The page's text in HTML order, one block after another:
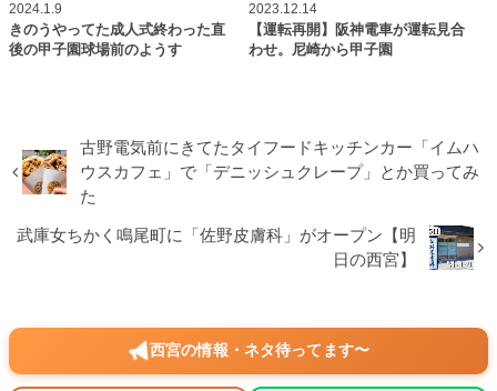
2024.1.9
きのうやってた成人式終わった直
後の甲子園球場前のようす
2023.12.14
【運転再開】阪神電車が運転見合
わせ。尼崎から甲子園
古野電気前にきてたタイフードキッチンカー「イムハ
ウスカフェ」で「デニッシュクレープ」とか買ってみ
た
武庫女ちかく鳴尾町に「佐野皮膚科」がオープン【明
日の西宮】
西宮の情報・ネタ待ってます〜